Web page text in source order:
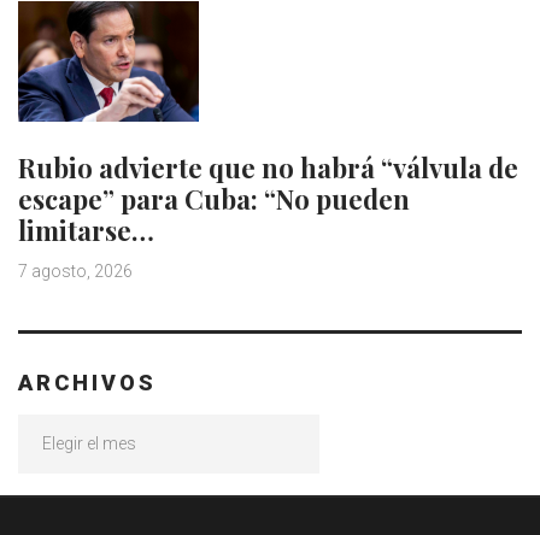
Rubio advierte que no habrá “válvula de
escape” para Cuba: “No pueden
limitarse…
7 agosto, 2026
ARCHIVOS